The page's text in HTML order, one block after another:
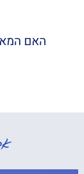
האם